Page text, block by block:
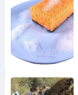
Снимка:
Пиксабей